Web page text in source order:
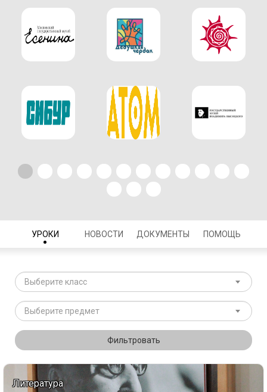
УРОКИ НОВОСТИ ДОКУМЕНТЫ ПОМОЩЬ
Выберите класс
Выберите предмет
Фильтровать
Литература